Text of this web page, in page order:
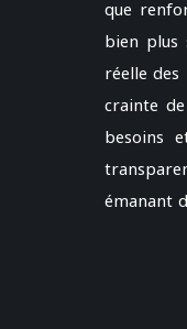
que
bien plus
réelle
crainte
besoins
émanant